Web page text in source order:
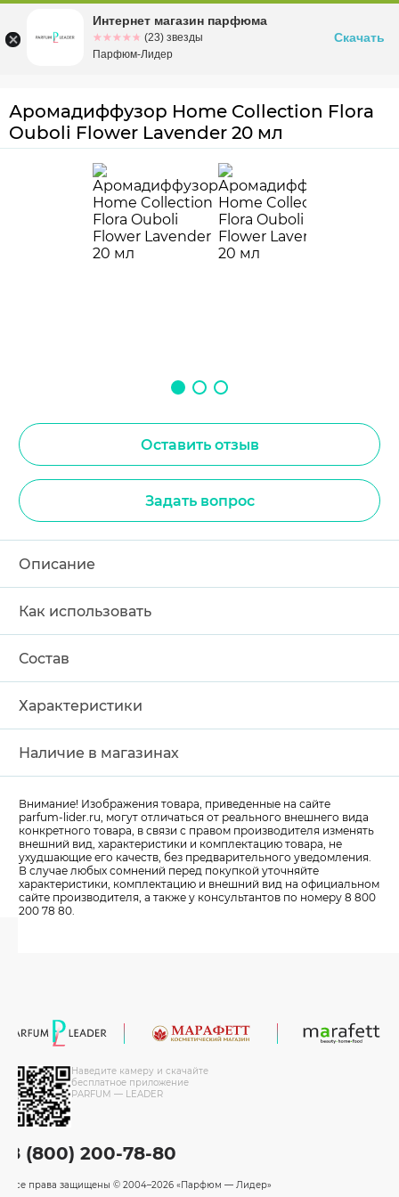
Омскул. Заозерная, 11, к. 1
Аромадиффузор Home Collection Flora
Ouboli Flower Lavender 20 мл
Оставить отзыв
Задать вопрос
Описание
Как использовать
Состав
Характеристики
Наличие в магазинах
Внимание! Изображения товара, приведенные на сайте
parfum-lider.ru, могут отличаться от реального внешнего вида
конкретного товара, в связи с правом производителя изменять
внешний вид, характеристики и комплектацию товара, не
ухудшающие его качеств, без предварительного уведомления.
В случае любых сомнений перед покупкой уточняйте
характеристики, комплектацию и внешний вид на официальном
сайте производителя, а также у консультантов по номеру 8 800
200 78 80.
Наведите камеру и скачайте
бесплатное приложение
PARFUM — LEADER
8 (800) 200-78-80
Все права защищены © 2004–2026 «Парфюм — Лидер»
Интернет магазин парфюма
☆☆☆☆☆
★★★★★ (23) звезды
Парфюм-Лидер
Скачать